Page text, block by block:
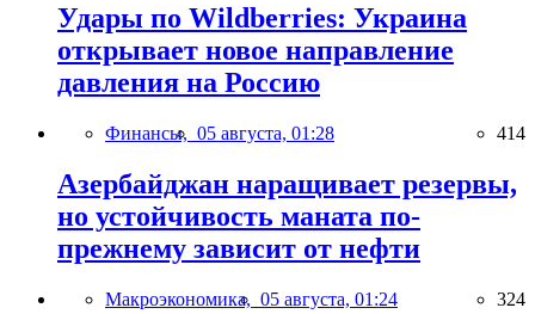
Удары по Wildberries: Украина
открывает новое направление
давления на Россию
Финансы, 05 августа, 01:28 414
Азербайджан наращивает резервы,
но устойчивость маната по-
прежнему зависит от нефти
Макроэкономика, 05 августа, 01:24 324